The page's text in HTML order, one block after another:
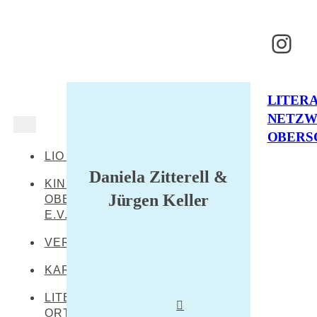
LIO AKTUELL
KINDERKULTUR
OBERSCHWABEN
E.V.
VERANSTALTUNGEN
KARTE
LITERARISCHE
ORTE
Daniela Zitterell &
Jürgen Keller